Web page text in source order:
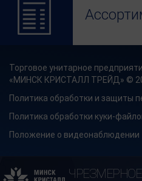
Торговое унитарное
«МИНСК КРИСТАЛЛ ТРЕЙД» ©
Политика обработки и защиты
Политика обработки куки-
Положение о видеонаблюдении